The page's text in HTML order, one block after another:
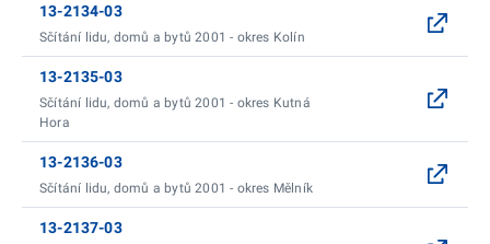
13-2134-03
Sčítání lidu, domů a bytů 2001 - okres Kolín
13-2135-03
Sčítání lidu, domů a bytů 2001 - okres Kutná
Hora
13-2136-03
Sčítání lidu, domů a bytů 2001 - okres Mělník
13-2137-03